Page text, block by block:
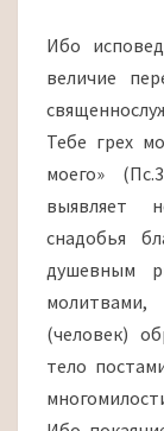
Ибо
величие
Тебе грех
моего»
выявляет
снадобья
душевным
(человек)
тело